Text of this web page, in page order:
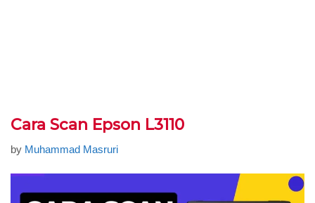
Cara Scan Epson L3110
by Muhammad Masruri